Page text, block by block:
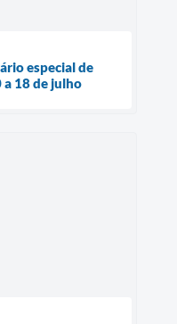
especial de
18 de julho